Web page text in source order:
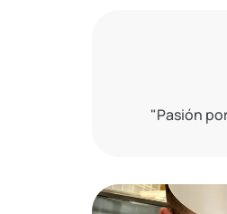
"Pasión